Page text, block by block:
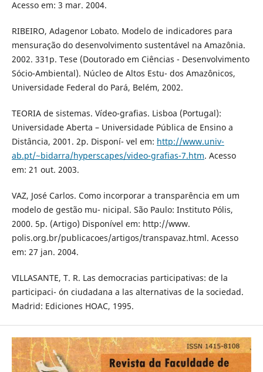
Acesso em: 3 mar. 2004.
RIBEIRO, Adagenor Lobato. Modelo de indicadores para
mensuração do desenvolvimento sustentável na Amazônia.
2002. 331p. Tese (Doutorado em Ciências - Desenvolvimento
Sócio-Ambiental). Núcleo de Altos Estu- dos Amazônicos,
Universidade Federal do Pará, Belém, 2002.
TEORIA de sistemas. Vídeo-grafias. Lisboa (Portugal):
Universidade Aberta – Universidade Pública de Ensino a
Distância, 2001. 2p. Disponí- vel em: http://www.univ-
ab.pt/~bidarra/hyperscapes/video-grafias-7.htm. Acesso
em: 21 out. 2003.
VAZ, José Carlos. Como incorporar a transparência em um
modelo de gestão mu- nicipal. São Paulo: Instituto Pólis,
2000. 5p. (Artigo) Disponível em: http://www.
polis.org.br/publicacoes/artigos/transpavaz.html. Acesso
em: 27 jan. 2004.
VILLASANTE, T. R. Las democracias participativas: de la
participaci- ón ciudadana a las alternativas de la sociedad.
Madrid: Ediciones HOAC, 1995.